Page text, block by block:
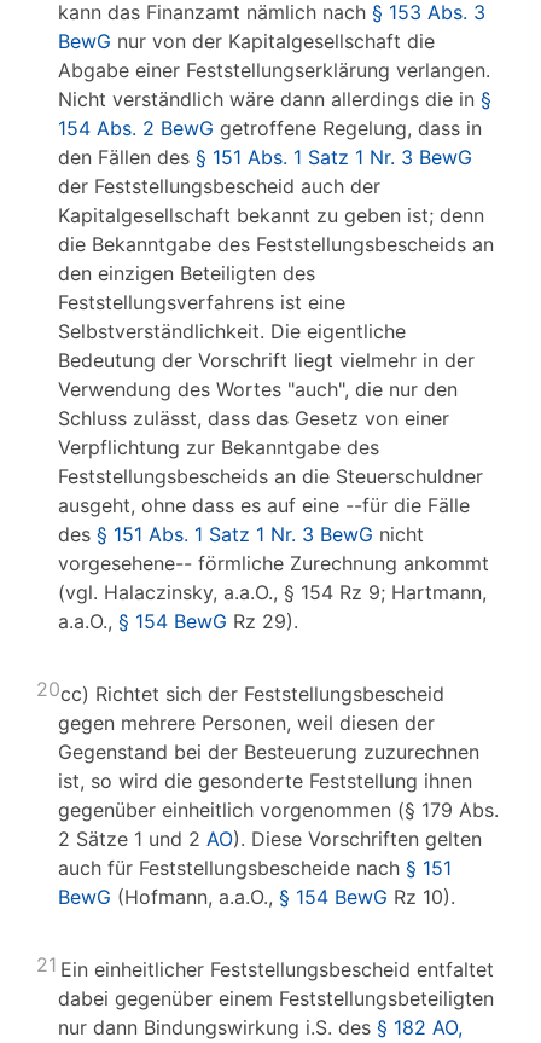
kann das Finanzamt nämlich nach § 153 Abs. 3
BewG nur von der Kapitalgesellschaft die
Abgabe einer Feststellungserklärung verlangen.
Nicht verständlich wäre dann allerdings die in §
154 Abs. 2 BewG getroffene Regelung, dass in
den Fällen des § 151 Abs. 1 Satz 1 Nr. 3 BewG
der Feststellungsbescheid auch der
Kapitalgesellschaft bekannt zu geben ist; denn
die Bekanntgabe des Feststellungsbescheids an
den einzigen Beteiligten des
Feststellungsverfahrens ist eine
Selbstverständlichkeit. Die eigentliche
Bedeutung der Vorschrift liegt vielmehr in der
Verwendung des Wortes "auch", die nur den
Schluss zulässt, dass das Gesetz von einer
Verpflichtung zur Bekanntgabe des
Feststellungsbescheids an die Steuerschuldner
ausgeht, ohne dass es auf eine --für die Fälle
des § 151 Abs. 1 Satz 1 Nr. 3 BewG nicht
vorgesehene-- förmliche Zurechnung ankommt
(vgl. Halaczinsky, a.a.O., § 154 Rz 9; Hartmann,
a.a.O., § 154 BewG Rz 29).
20cc) Richtet sich der Feststellungsbescheid
gegen mehrere Personen, weil diesen der
Gegenstand bei der Besteuerung zuzurechnen
ist, so wird die gesonderte Feststellung ihnen
gegenüber einheitlich vorgenommen (§ 179 Abs.
2 Sätze 1 und 2 AO). Diese Vorschriften gelten
auch für Feststellungsbescheide nach § 151
BewG (Hofmann, a.a.O., § 154 BewG Rz 10).
21 Ein einheitlicher Feststellungsbescheid entfaltet
dabei gegenüber einem Feststellungsbeteiligten
nur dann Bindungswirkung i.S. des § 182 AO,